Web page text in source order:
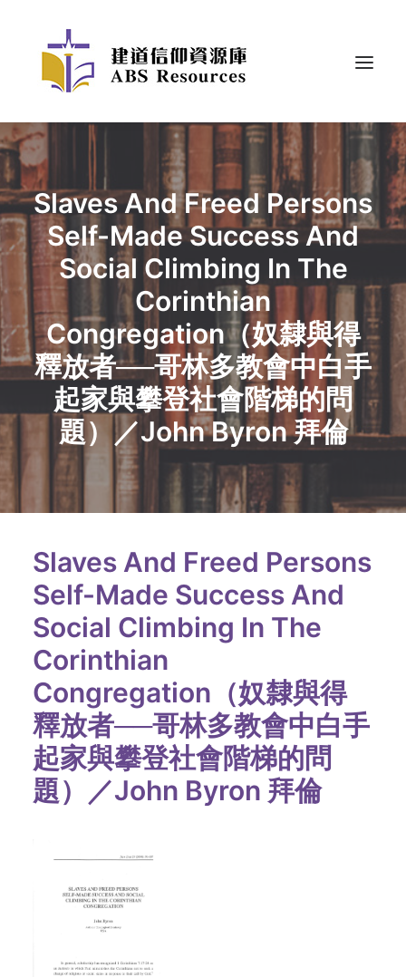
Slaves And Freed Persons
Self-Made Success And
Social Climbing In The
Corinthian
Congregation（奴隸與得
釋放者──哥林多教會中白手
起家與攀登社會階梯的問
題）／John Byron 拜倫
Slaves And Freed Persons
Self-Made Success And
Social Climbing In The
Corinthian
Congregation（奴隸與得
釋放者──哥林多教會中白手
起家與攀登社會階梯的問
題）／John Byron 拜倫